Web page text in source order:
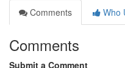
Comments
Who
Comments
Submit a Comment